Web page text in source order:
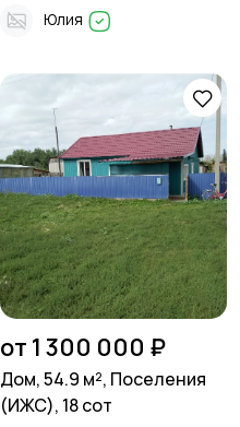
Юлия
от 1 300 000 ₽
Дом, 54.9 м², Поселения
(ИЖС), 18 сот